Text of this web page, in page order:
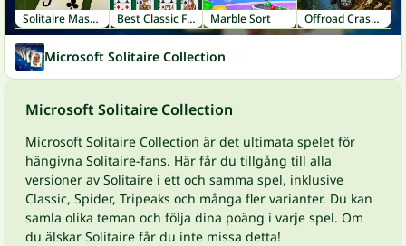
Solitaire Master Best Classic Freecell Solitaire Marble Sort Offroad Crash Climber 4X4
Microsoft Solitaire Collection
Microsoft Solitaire Collection
Microsoft Solitaire Collection är det ultimata spelet för
hängivna Solitaire-fans. Här får du tillgång till alla
versioner av Solitaire i ett och samma spel, inklusive
Classic, Spider, Tripeaks och många fler varianter. Du kan
samla olika teman och följa dina poäng i varje spel. Om
du älskar Solitaire får du inte missa detta!